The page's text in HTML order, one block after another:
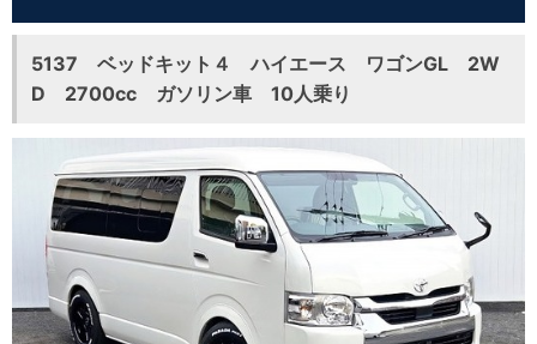
5137 ベッドキット４ ハイエース ワゴンGL 2W
D 2700cc ガソリン車 10人乗り